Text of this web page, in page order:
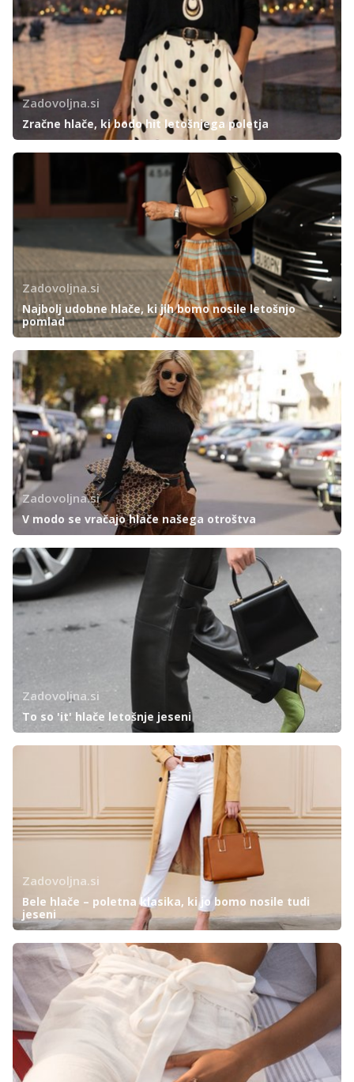
Zadovoljna.si
Zračne hlače, ki bodo hit letošnjega poletja
Zadovoljna.si
Najbolj udobne hlače, ki jih bomo nosile letošnjo
pomlad
Zadovoljna.si
V modo se vračajo hlače našega otroštva
Zadovoljna.si
To so 'it' hlače letošnje jeseni
Zadovoljna.si
Bele hlače – poletna klasika, ki jo bomo nosile tudi
jeseni